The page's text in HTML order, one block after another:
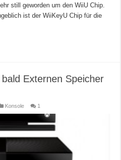
still geworden um den WiiU Chip.
ist der WiiKeyU Chip für die
Externen Speicher
Konsole 1